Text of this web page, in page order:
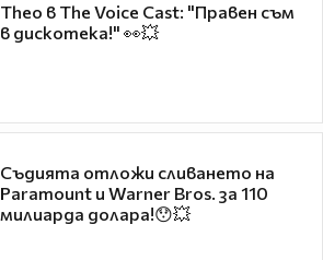
Theo в The Voice Cast: "Правен съм
в дискотека!" 👀💥
Съдията отложи сливането на
Paramount и Warner Bros. за 110
милиарда долара!😯💥